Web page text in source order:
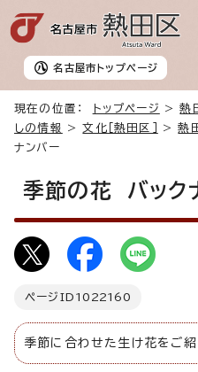
名古屋市 トップページ
現在の位置： トップページ >熱
しの情報
>文化［熱田区］ >熱
ナンバー
季節の花 バック
ページID 1022160
季節に合わせた生け花をご紹